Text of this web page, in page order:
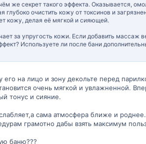
же секрет такого эффекта. Оказывается,
очистить кожу от токсинов и
кожу, делая её мягкой и сияющей.
за упругость кожи. Если добавить массаж
Используете ли после бани
на лицо и зону декольте перед
очень мягкой и увлажненной.
тонус и сияние.
сама атмосфера ближе и роднее.
грамотно дабы взять максимум
баню???